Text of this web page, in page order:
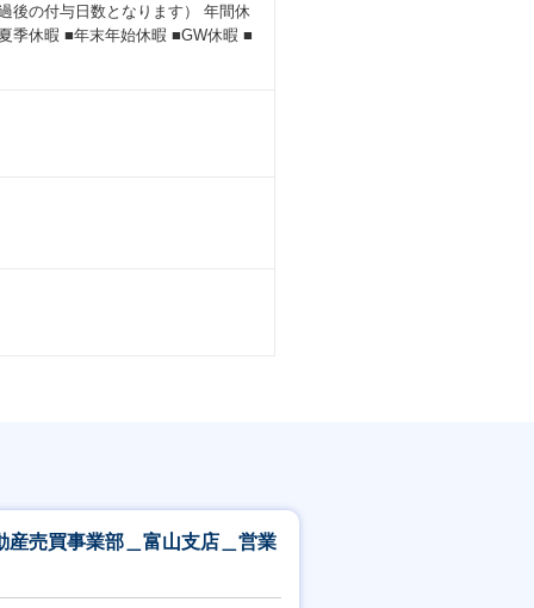
後の付与日数となります） 年間休
季休暇 ■年末年始休暇 ■GW休暇 ■
産売買事業部＿富山支店＿営業